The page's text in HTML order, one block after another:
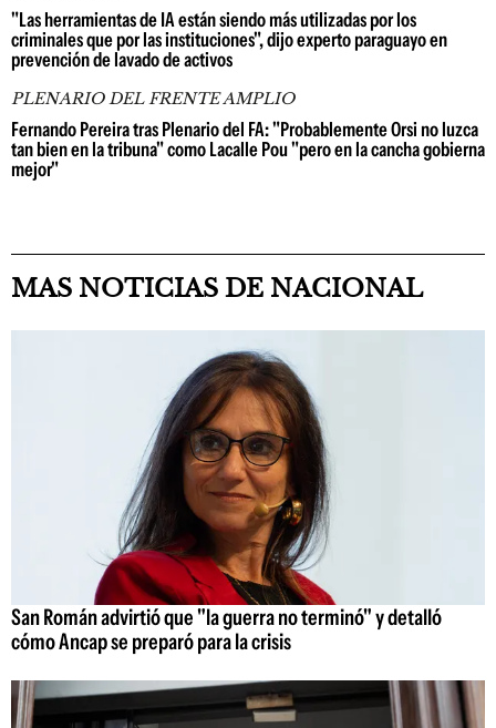
"Las herramientas de IA están siendo más utilizadas por los
criminales que por las instituciones", dijo experto paraguayo en
prevención de lavado de activos
PLENARIO DEL FRENTE AMPLIO
Fernando Pereira tras Plenario del FA: "Probablemente Orsi no luzca
tan bien en la tribuna" como Lacalle Pou "pero en la cancha gobierna
mejor"
MAS NOTICIAS DE NACIONAL
San Román advirtió que "la guerra no terminó" y detalló
cómo Ancap se preparó para la crisis